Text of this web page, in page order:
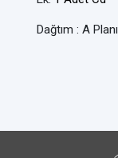
Dağtım : A Planı